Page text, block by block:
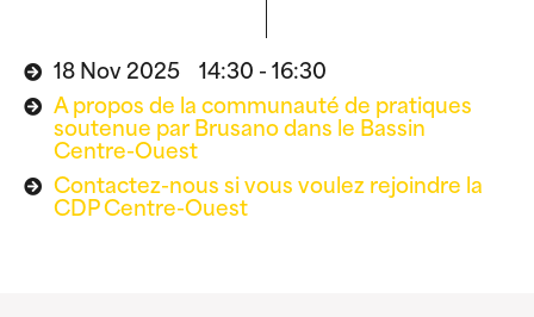
18 Nov 2025 14:30 - 16:30
A propos de la communauté de pratiques
soutenue par Brusano dans le Bassin
Centre-Ouest
Contactez-nous si vous voulez rejoindre la
CDP Centre-Ouest